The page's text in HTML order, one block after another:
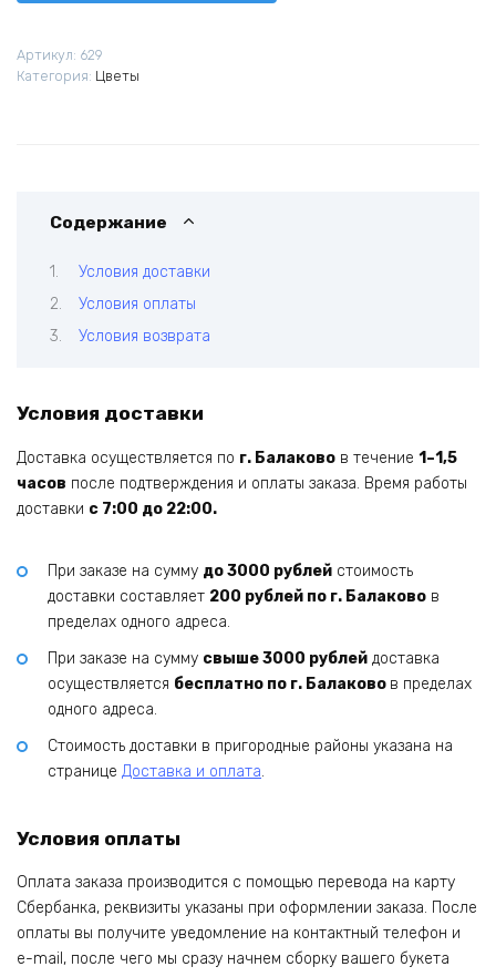
Артикул: 629
Категория: Цветы
Содержание
Условия доставки
Условия оплаты
Условия возврата
Условия доставки
Доставка осуществляется по г. Балаково в течение 1–1,5
часов после подтверждения и оплаты заказа. Время работы
доставки с 7:00 до 22:00.
При заказе на сумму до 3000 рублей стоимость
доставки составляет 200 рублей по г. Балаково в
пределах одного адреса.
При заказе на сумму свыше 3000 рублей доставка
осуществляется бесплатно по г. Балаково в пределах
одного адреса.
Стоимость доставки в пригородные районы указана на
странице Доставка и оплата.
Условия оплаты
Оплата заказа производится с помощью перевода на карту
Сбербанка, реквизиты указаны при оформлении заказа. После
оплаты вы получите уведомление на контактный телефон и
e-mail, после чего мы сразу начнем сборку вашего букета